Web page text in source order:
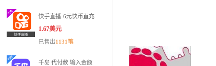
快手直播-6元快币直充
1.67美元
已售出1131笔
千岛 代付款 输入金额